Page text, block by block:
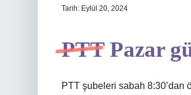
Tarih: Eylül 20, 2024
PTT Pazar
PTT şubeleri sabah 8:30’dan